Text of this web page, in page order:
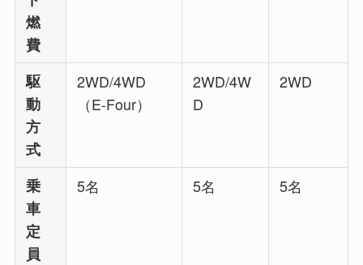
燃
費
駆
動
方
式
2WD/4WD
（E-Four）
2WD/4W
D
2WD
乗
車
定
員
5名 5名 5名